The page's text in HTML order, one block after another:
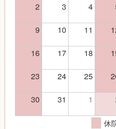
2
3 4
9
10 11
16
17 18
23
24 25
30
31 1
休